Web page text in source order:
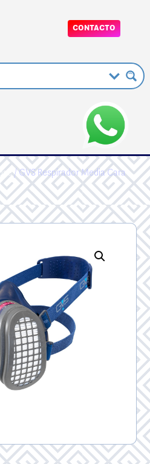
CONTACTO
/ GVS Respirador Media Cara